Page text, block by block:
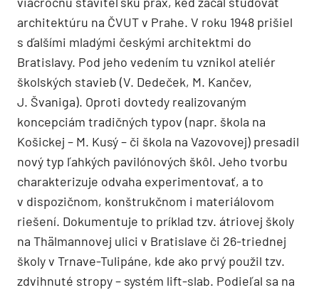
architektúru na ČVUT v Prahe. V roku 1948 prišiel
s ďalšími mladými českými architektmi do
Bratislavy. Pod jeho vedením tu vznikol ateliér
školských stavieb (V. Dedeček, M. Kančev,
J. Švaniga). Oproti dovtedy realizovaným
koncepciám tradičných typov (napr. škola na
Košickej – M. Kusý – či škola na Vazovovej) presadil
nový typ ľahkých pavilónových škôl. Jeho tvorbu
charakterizuje odvaha experimentovať, a to
v dispozičnom, konštrukčnom i materiálovom
riešení. Dokumentuje to príklad tzv. átriovej školy
na Thälmannovej ulici v Bratislave či 26-triednej
školy v Trnave-Tulipáne, kde ako prvý použil tzv.
zdvihnuté stropy – systém lift-slab. Podieľal sa na